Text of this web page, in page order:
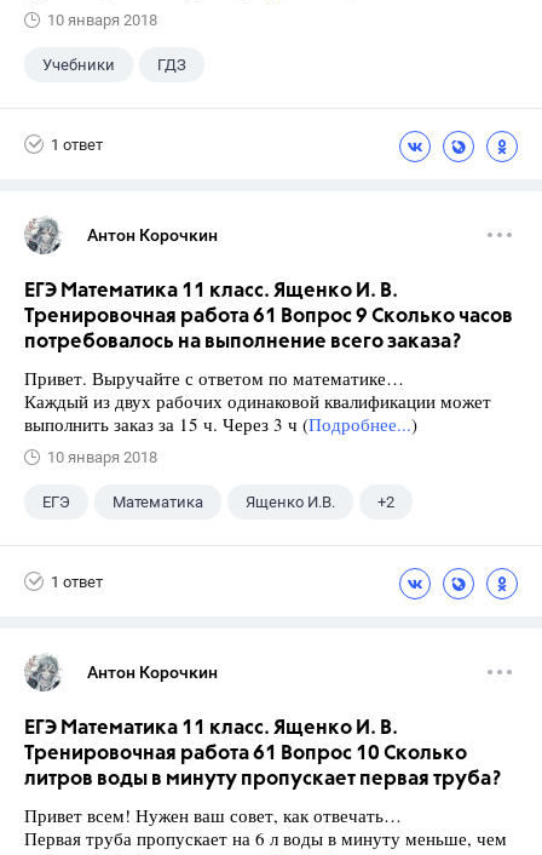
10 января 2018
Учебники ГДЗ
1 ответ
Антон Корочкин
ЕГЭ Математика 11 класс. Ященко И. В.
Тренировочная работа 61 Вопрос 9 Сколько часов
потребовалось на выполнение всего заказа?
Привет. Выручайте с ответом по математике…
Каждый из двух рабочих одинаковой квалификации может
выполнить заказ за 15 ч. Через 3 ч (Подробнее...)
10 января 2018
ЕГЭ Математика Ященко И.В. +2
1 ответ
Антон Корочкин
ЕГЭ Математика 11 класс. Ященко И. В.
Тренировочная работа 61 Вопрос 10 Сколько
литров воды в минуту пропускает первая труба?
Привет всем! Нужен ваш совет, как отвечать…
Первая труба пропускает на 6 л воды в минуту меньше, чем